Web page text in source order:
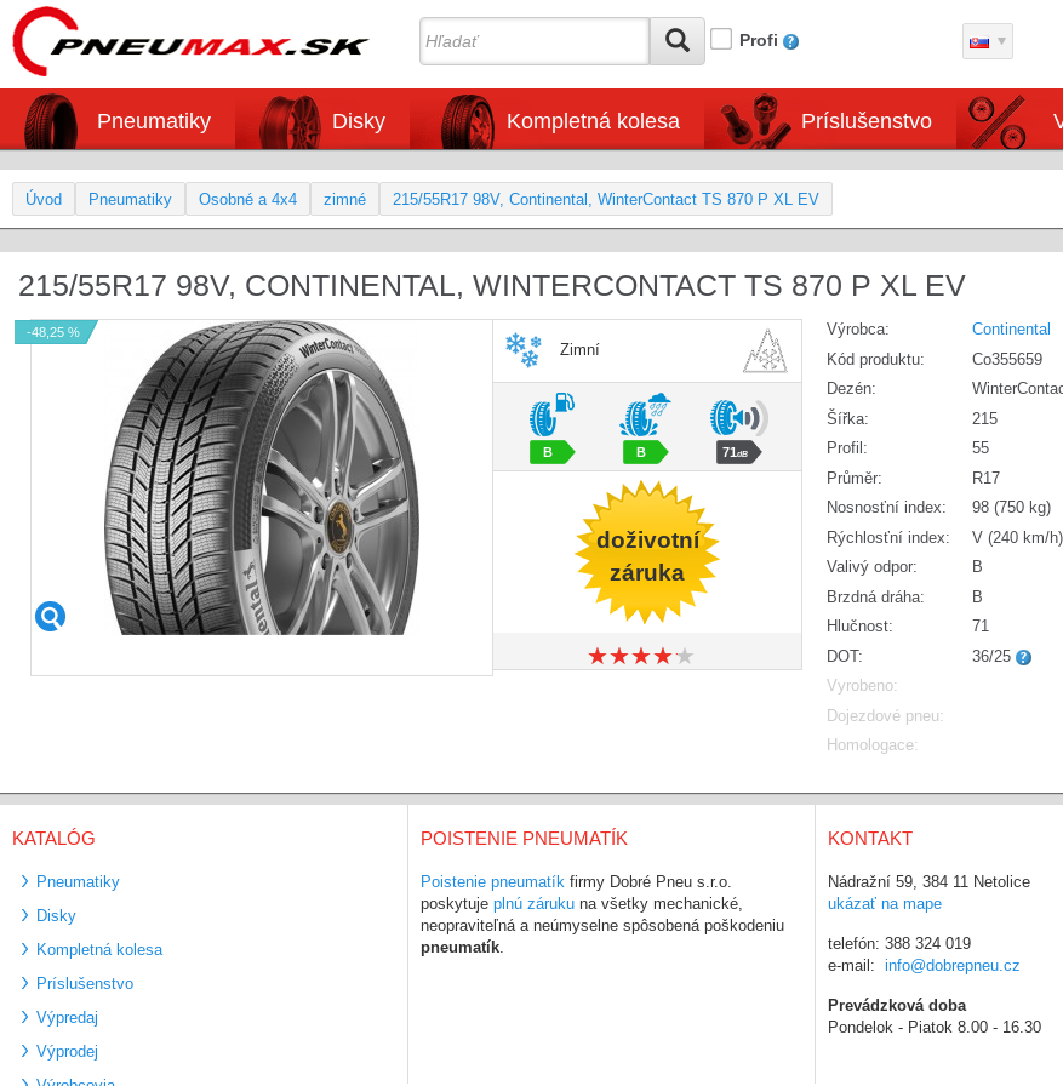
Profi
Pneumatiky Disky Kompletná kolesa Príslušenstvo
Úvod Pneumatiky Osobné a 4x4 zimné 215/55R17 98V, Continental, WinterContact TS 870 P XL EV
215/55R17 98V, CONTINENTAL, WINTERCONTACT TS 870 P XL EV
-48,25 %
Zimní
B B 71dB
doživotní
záruka
★★★★★
★★★★★
Výrobca:
Continental
Kód produktu:
Co355659
Dezén:
Šířka:
215
Profil:
55
Průměr:
R17
Nosnosťní index:
98 (750 kg)
Rýchlosťní index:
V (240 km/h)
Valivý odpor:
B
Brzdná dráha:
B
Hlučnost:
71
DOT:
36/25
Vyrobeno:
Dojezdové pneu:
Homologace:
KATALÓG
Pneumatiky
Disky
Kompletná kolesa
Príslušenstvo
Výpredaj
Výprodej
POISTENIE PNEUMATÍK
Poistenie pneumatík firmy Dobré Pneu s.r.o.
poskytuje plnú záruku na všetky mechanické,
neopraviteľná a neúmyselne spôsobená poškodeniu
pneumatík.
KONTAKT
Nádražní 59, 384 11 Netolice
ukázať na mape
telefón: 388 324 019
e-mail: info@dobrepneu.cz
Prevádzková doba
Pondelok - Piatok 8.00 - 16.30